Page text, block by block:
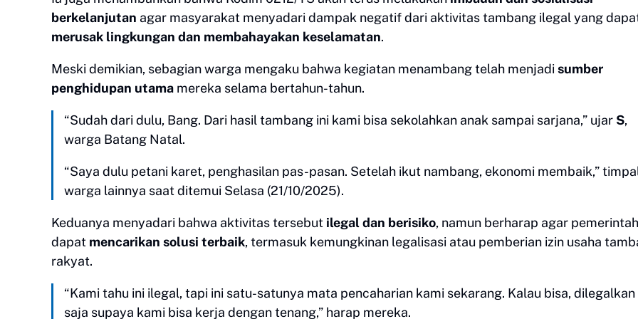
berkelanjutan agar masyarakat menyadari dampak negatif dari aktivitas tambang ilegal yang
merusak lingkungan dan membahayakan keselamatan.
Meski demikian, sebagian warga mengaku bahwa kegiatan menambang telah menjadi sumber
penghidupan utama mereka selama bertahun-tahun.
“Sudah dari dulu, Bang. Dari hasil tambang ini kami bisa sekolahkan anak sampai sarjana,” ujar S,
warga Batang Natal.
“Saya dulu petani karet, penghasilan pas-pasan. Setelah ikut nambang, ekonomi membaik,”
warga lainnya saat ditemui Selasa (21/10/2025).
Keduanya menyadari bahwa aktivitas tersebut ilegal dan berisiko, namun berharap agar pemerintah
dapat mencarikan solusi terbaik, termasuk kemungkinan legalisasi atau pemberian izin usaha
rakyat.
“Kami tahu ini ilegal, tapi ini satu-satunya mata pencaharian kami sekarang. Kalau bisa, dilegalkan
saja supaya kami bisa kerja dengan tenang,” harap mereka.